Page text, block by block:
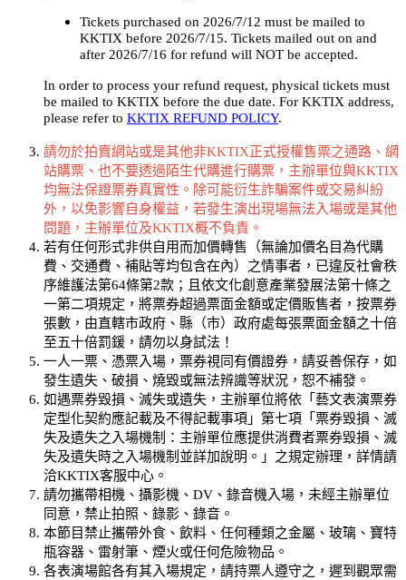
Tickets purchased on 2026/7/12 must be mailed to
KKTIX before 2026/7/15. Tickets mailed out on and
after 2026/7/16 for refund will NOT be accepted.
In order to process your refund request, physical tickets must
be mailed to KKTIX before the due date. For KKTIX address,
please refer to KKTIX REFUND POLICY.
請勿於拍賣網站或是其他非KKTIX正式授權售票之通路、網
站購票、也不要透過陌生代購進行購票，主辦單位與KKTIX
均無法保證票券真實性。除可能衍生詐騙案件或交易糾紛
外，以免影響自身權益，若發生演出現場無法入場或是其他
問題，主辦單位及KKTIX概不負責。
若有任何形式非供自用而加價轉售（無論加價名目為代購
費、交通費、補貼等均包含在內）之情事者，已違反社會秩
序維護法第64條第2款；且依文化創意產業發展法第十條之
一第二項規定，將票券超過票面金額或定價販售者，按票券
張數，由直轄市政府、縣（市）政府處每張票面金額之十倍
至五十倍罰鍰，請勿以身試法！
一人一票、憑票入場，票券視同有價證券，請妥善保存，如
發生遺失、破損、燒毀或無法辨識等狀況，恕不補發。
如遇票券毀損、滅失或遺失，主辦單位將依「藝文表演票券
定型化契約應記載及不得記載事項」第七項「票券毀損、滅
失及遺失之入場機制：主辦單位應提供消費者票券毀損、滅
失及遺失時之入場機制並詳加說明。」之規定辦理，詳情請
洽KKTIX客服中心。
請勿攜帶相機、攝影機、DV、錄音機入場，未經主辦單位
同意，禁止拍照、錄影、錄音。
本節目禁止攜帶外食、飲料、任何種類之金屬、玻璃、寶特
瓶容器、雷射筆、煙火或任何危險物品。
各表演場館各有其入場規定，請持票人遵守之，遲到觀眾需